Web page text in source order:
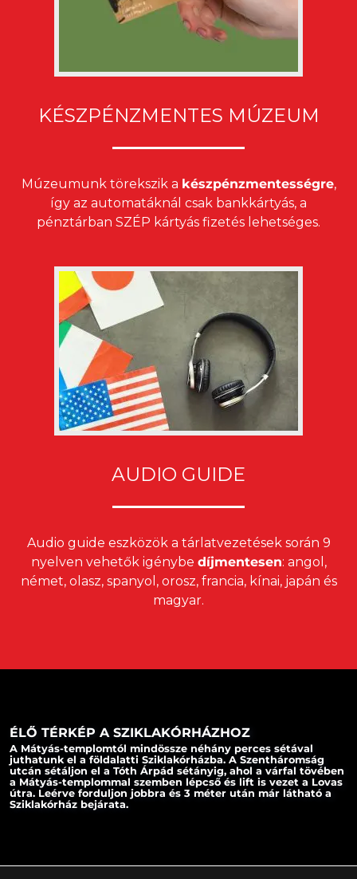
KÉSZPÉNZMENTES MÚZEUM
Múzeumunk törekszik a készpénzmentességre,
így az automatáknál csak bankkártyás, a
pénztárban SZÉP kártyás fizetés lehetséges.
AUDIO GUIDE
Audio guide eszközök a tárlatvezetések során 9
nyelven vehetők igénybe díjmentesen: angol,
német, olasz, spanyol, orosz, francia, kínai, japán és
magyar.
ÉLŐ TÉRKÉP A SZIKLAKÓRHÁZHOZ
A Mátyás-templomtól mindössze néhány perces sétával
juthatunk el a földalatti Sziklakórházba. A Szentháromság
utcán sétáljon el a Tóth Árpád sétányig, ahol a várfal tövében
a Mátyás-templommal szemben lépcső és lift is vezet a Lovas
útra. Leérve forduljon jobbra és 3 méter után már látható a
Sziklakórház bejárata.